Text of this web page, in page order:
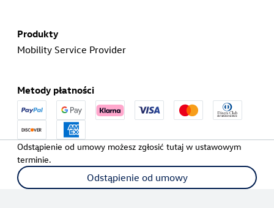
Produkty
Mobility Service Provider
Metody płatności
Odstąpienie od umowy możesz zgłosić tutaj w ustawowym
terminie.
Odstąpienie od umowy